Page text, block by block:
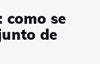
como se
de